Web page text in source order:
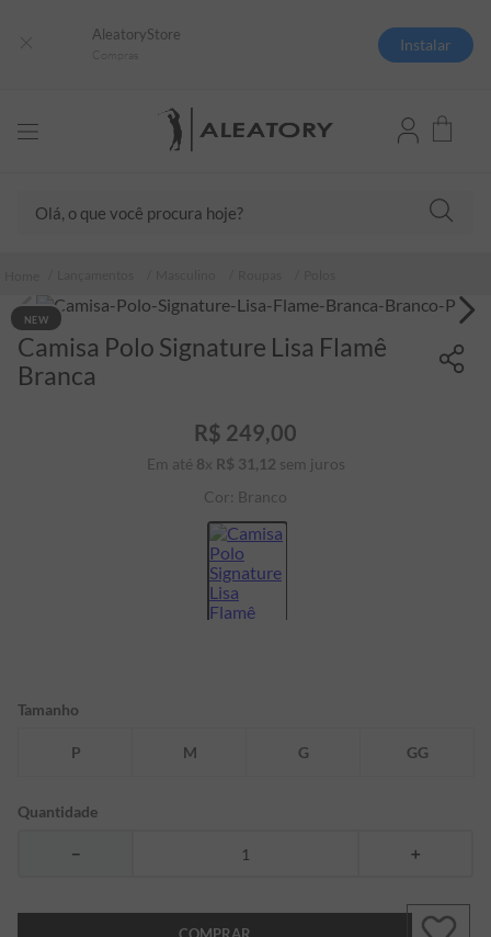
AleatoryStore
Instalar
NEW
Camisa Polo Signature Lisa Flamê
Branca
R$ 249,00
Em até 8x R$ 31 ,12 sem juros
Cor: Branco
Tamanho
P M G GG
Quantidade
＋
－
5º
pima
7º
bermuda